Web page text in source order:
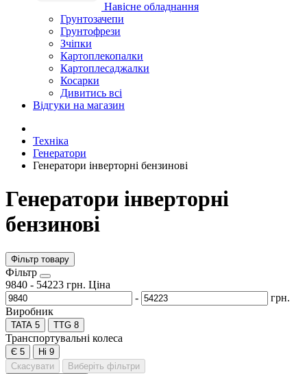
Навісне обладнання
Грунтозачепи
Грунтофрези
Зчіпки
Картоплекопалки
Картоплесаджалки
Косарки
Дивитись всі
Відгуки на магазин
Техніка
Генератори
Генератори інверторні бензинові
Генератори інверторні
бензинові
Фільтр товару
Фiльтр
9840 - 54223 грн. Ціна
-
грн.
Виробник
TATA 5 TTG 8
Транспортувальні колеса
Є 5 Ні 9
Скасувати
Виберіть фільтри